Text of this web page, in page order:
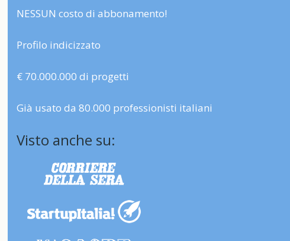
NESSUN costo di abbonamento!
Profilo indicizzato
€ 70.000.000 di progetti
Già usato da 80.000 professionisti italiani
Visto anche su: